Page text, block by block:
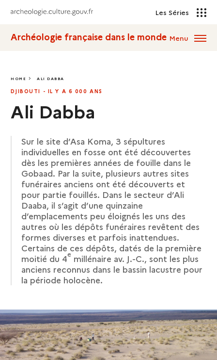
Les Séries
Archéologie française dans le monde Menu
DJIBOUTI - IL Y A 6 000 ANS
Ali Dabba
Sur le site d’Asa Koma, 3 sépultures
individuelles en fosse ont été découvertes
dès les premières années de fouille dans le
Gobaad. Par la suite, plusieurs autres sites
funéraires anciens ont été découverts et
pour partie fouillés. Dans le secteur d’Ali
Daaba, il s’agit d’une quinzaine
d’emplacements peu éloignés les uns des
autres où les dépôts funéraires revêtent des
formes diverses et parfois inattendues.
Certains de ces dépôts, datés de la première
moitié du 4e millénaire av. J.-C., sont les plus
anciens reconnus dans le bassin lacustre pour
la période holocène.
HOME ALI DABBA